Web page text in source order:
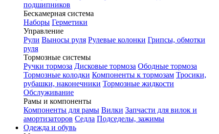
подшипников
Бескамерная система
Наборы Герметики
Управление
Рули Выносы руля Рулевые колонки Грипсы, обмотки
руля
Тормозные системы
Ручки тормоза Дисковые тормоза Ободные тормоза
Тормозные колодки Компоненты к тормозам Тросики,
рубашки, наконечники Тормозные жидкости
Обслуживание
Рамы и компоненты
Компоненты для рамы Вилки Запчасти для вилок и
амортизаторов Седла Подседелы, зажимы
Одежда и обувь